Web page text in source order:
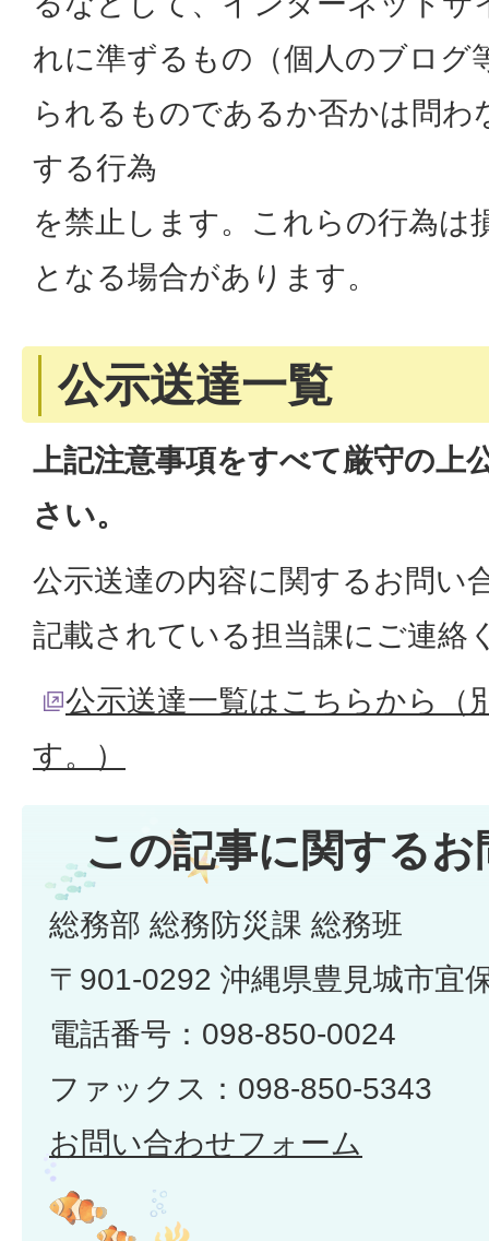
れに準ずるもの（個人のブログ
られるものであるか否かは問わ
する行為
を禁止します。これらの行為は
となる場合があります。
公示送達一覧
上記注意事項をすべて厳守の上
さい。
公示送達の内容に関するお問い
記載されている担当課にご連絡
公示送達一覧はこちらから（
す。）
この記事に関する
総務部 総務防災課 総務班
〒901-0292 沖縄県豊見城市宜
電話番号：098-850-0024
ファックス：098-850-5343
お問い合わせフォーム